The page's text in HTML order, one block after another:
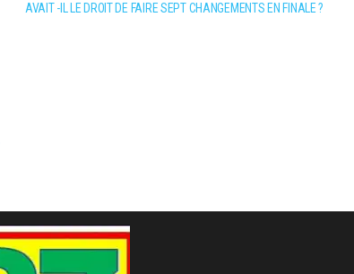
AVAIT -IL LE DROIT DE FAIRE SEPT CHANGEMENTS EN FINALE ?